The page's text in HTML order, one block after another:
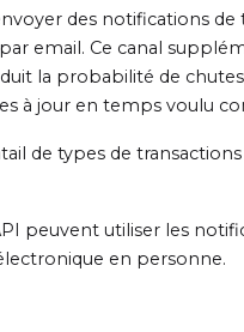
des notifications
email. Ce canal
la probabilité de chutes,
à jour en temps voulu
de types de
peuvent utiliser les
en personne.